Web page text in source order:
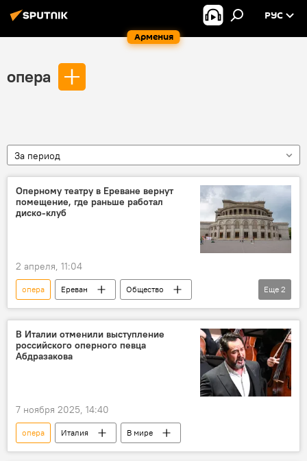
Армения
РУС
опера
За период
Оперному театру в Ереване вернут
помещение, где раньше работал
диско-клуб
2 апреля, 11:04
опера Ереван
Общество
Новости Армения
Армения
Еще 2
В Италии отменили выступление
российского оперного певца
Абдразакова
7 ноября 2025, 14:40
опера Италия В мире